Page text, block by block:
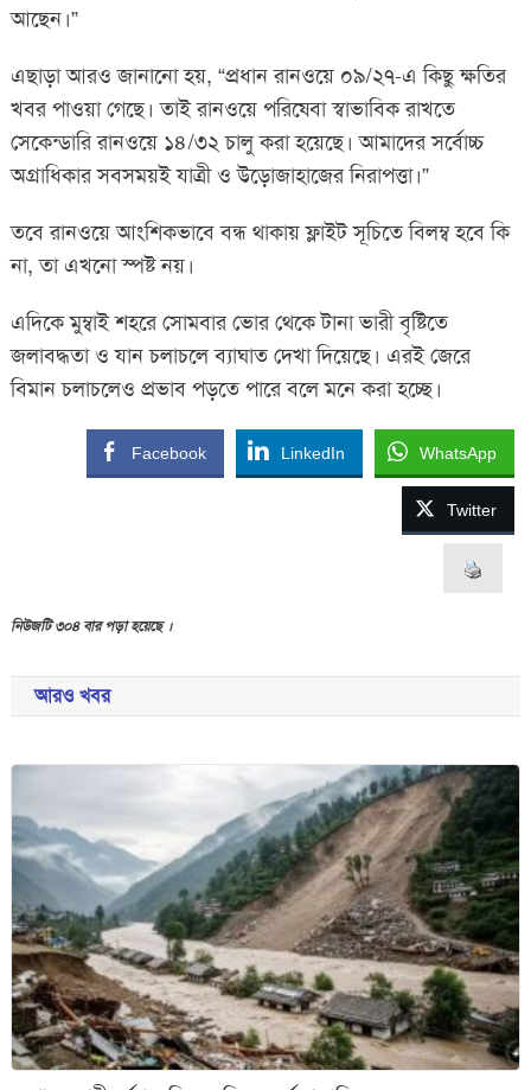
আছেন।”
এছাড়া আরও জানানো হয়, “প্রধান রানওয়ে ০৯/২৭-এ কিছু ক্ষতির
খবর পাওয়া গেছে। তাই রানওয়ে পরিষেবা স্বাভাবিক রাখতে
সেকেন্ডারি রানওয়ে ১৪/৩২ চালু করা হয়েছে। আমাদের সর্বোচ্চ
অগ্রাধিকার সবসময়ই যাত্রী ও উড়োজাহাজের নিরাপত্তা।”
তবে রানওয়ে আংশিকভাবে বন্ধ থাকায় ফ্লাইট সূচিতে বিলম্ব হবে কি
না, তা এখনো স্পষ্ট নয়।
এদিকে মুম্বাই শহরে সোমবার ভোর থেকে টানা ভারী বৃষ্টিতে
জলাবদ্ধতা ও যান চলাচলে ব্যাঘাত দেখা দিয়েছে। এরই জেরে
বিমান চলাচলেও প্রভাব পড়তে পারে বলে মনে করা হচ্ছে।
Facebook LinkedIn WhatsApp
Twitter
নিউজটি ৩০৪ বার পড়া হয়েছে ।
আরও খবর